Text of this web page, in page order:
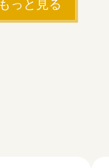
っと見る